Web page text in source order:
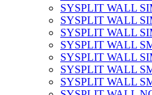
SYSPLIT WALL
SYSPLIT WALL
SYSPLIT WALL
SYSPLIT WALL
SYSPLIT WALL
SYSPLIT WALL
SYSPLIT WALL